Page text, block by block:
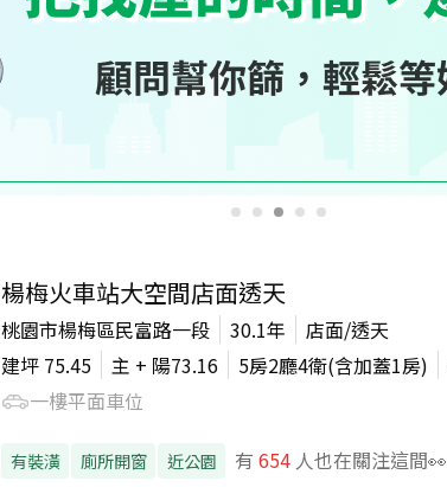
楊梅火車站大空間店面透天
桃園市楊梅區民富路一段 30.1年
店面/透天
建坪 75.45 主 + 陽73.16 5房2廳4衛(含加蓋1房)
一樓平面車位
有裝潢 廁所開窗 近公園 有 654 人也在關注這間👀